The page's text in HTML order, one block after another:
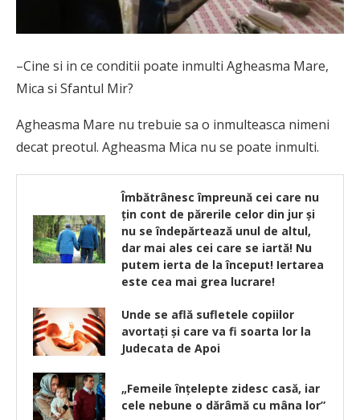
–Cine si in ce conditii poate inmulti Agheasma Mare,
Mica si Sfantul Mir?
Agheasma Mare nu trebuie sa o inmulteasca nimeni
decat preotul. Agheasma Mica nu se poate inmulti.
Îmbătrânesc împreună cei care nu
țin cont de părerile celor din jur și
nu se îndepărtează unul de altul,
dar mai ales cei care se iartă! Nu
putem ierta de la început! Iertarea
este cea mai grea lucrare!
Unde se află sufletele copiilor
avortaţi şi care va fi soarta lor la
Judecata de Apoi
„Femeile înțelepte zidesc casă, iar
cele nebune o dărâmă cu mâna lor”